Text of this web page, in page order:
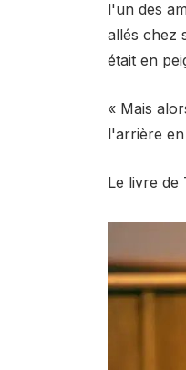
l'un des
allés chez
était en
« Mais
l'arrière en
Le livre de